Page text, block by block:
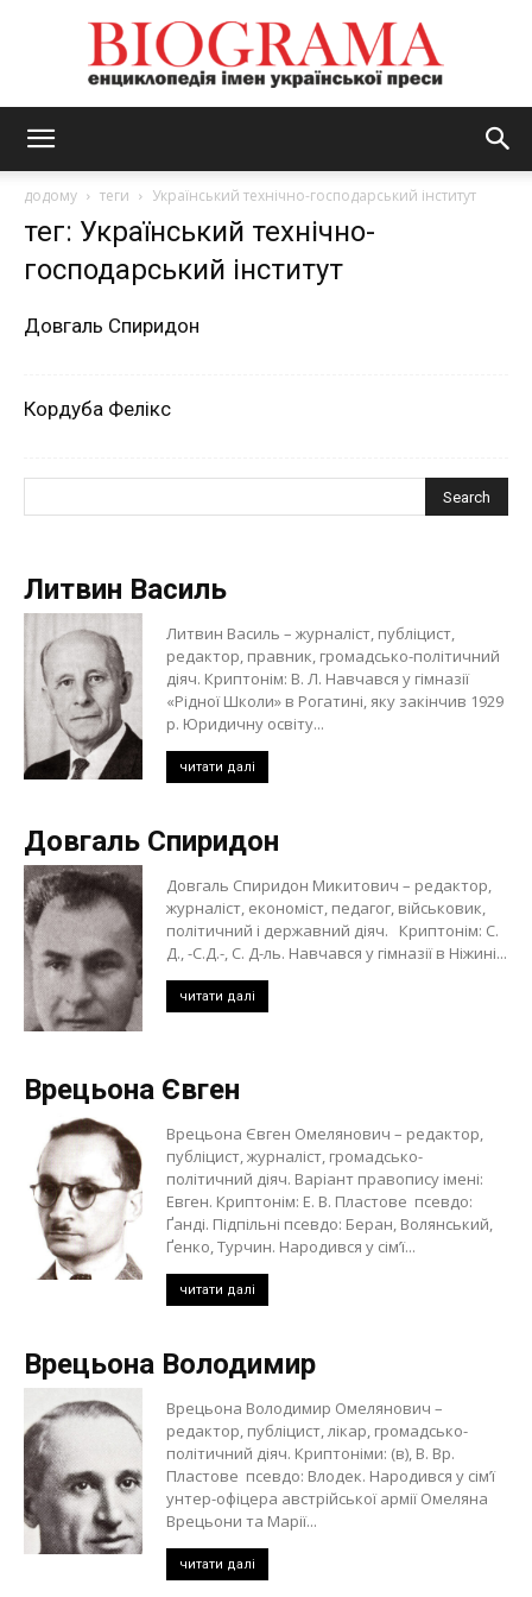
додому теги Український технічно-господарський інститут
тег: Український технічно-
господарський інститут
Довгаль Спиридон
Кордуба Фелікс
Литвин Василь
Литвин Василь – журналіст, публіцист,
редактор, правник, громадсько-політичний
діяч. Криптонім: В. Л. Навчався у гімназії
«Рідної Школи» в Рогатині, яку закінчив 1929
р. Юридичну освіту...
читати далі
Довгаль Спиридон
Довгаль Спиридон Микитович – редактор,
журналіст, економіст, педагог, військовик,
політичний і державний діяч. Криптонім: С.
Д., -С.Д.-, С. Д-ль. Навчався у гімназії в Ніжині...
читати далі
Врецьона Євген
Врецьона Євген Омелянович – редактор,
публіцист, журналіст, громадсько-
політичний діяч. Варіант правопису імені:
Евген. Криптонім: Е. В. Пластове псевдо:
Ґанді. Підпільні псевдо: Беран, Волянський,
Ґенко, Турчин. Народився у сім’ї...
читати далі
Врецьона Володимир
Врецьона Володимир Омелянович –
редактор, публіцист, лікар, громадсько-
політичний діяч. Криптоніми: (в), В. Вр.
Пластове псевдо: Влодек. Народився у сім’ї
унтер-офіцера австрійської армії Омеляна
Врецьони та Марії...
читати далі